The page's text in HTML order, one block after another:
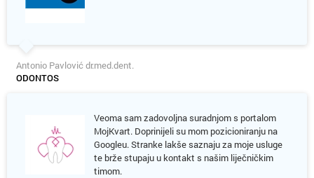
Antonio Pavlović dr.med.dent.
ODONTOS
Veoma sam zadovoljna suradnjom s portalom
MojKvart. Doprinijeli su mom pozicioniranju na
Googleu. Stranke lakše saznaju za moje usluge
te brže stupaju u kontakt s našim liječničkim
timom.